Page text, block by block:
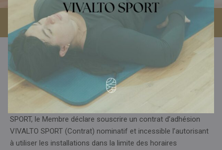
Accueil» CGV
Article 1 : CHAMP D’APPLICATION
Après avoir visité les installations et avoir pris connaissance
des prestations proposées par VIVALTO
SPORT, le Membre déclare souscrire un contrat d’adhésion
VIVALTO SPORT (Contrat) nominatif et incessible l’autorisant
à utiliser les installations dans la limite des horaires